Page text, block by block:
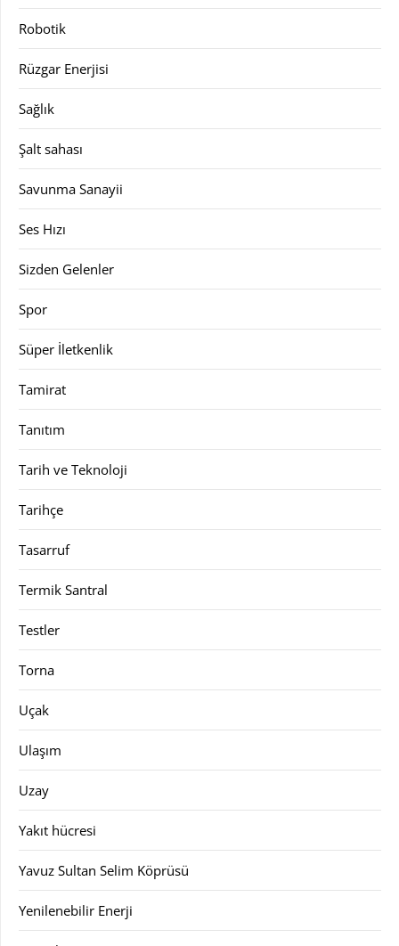
Robotik
Rüzgar Enerjisi
Sağlık
Şalt sahası
Savunma Sanayii
Ses Hızı
Sizden Gelenler
Spor
Süper İletkenlik
Tamirat
Tanıtım
Tarih ve Teknoloji
Tarihçe
Tasarruf
Termik Santral
Testler
Torna
Uçak
Ulaşım
Uzay
Yakıt hücresi
Yavuz Sultan Selim Köprüsü
Yenilenebilir Enerji